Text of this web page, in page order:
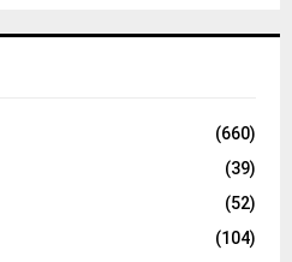
(660)
(39)
(52)
(104)